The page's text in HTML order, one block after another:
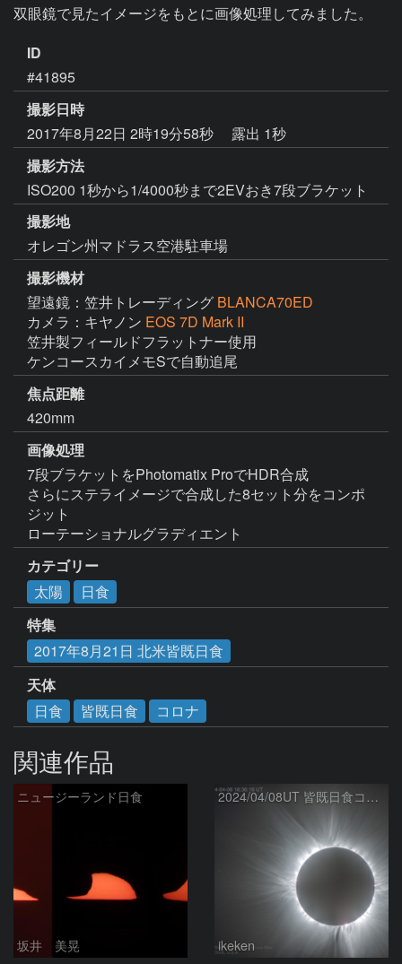
双眼鏡で見たイメージをもとに画像処理してみました。
ID
#41895
撮影日時
2017年8月22日 2時19分58秒
露出 1秒
撮影方法
ISO200 1秒から1/4000秒まで2EVおき7段ブラケット
撮影地
オレゴン州マドラス空港駐車場
撮影機材
望遠鏡：笠井トレーディング BLANCA70ED
カメラ：キヤノン EOS 7D Mark II
笠井製フィールドフラットナー使用
ケンコースカイメモSで自動追尾
焦点距離
420mm
画像処理
7段ブラケットをPhotomatix ProでHDR合成
さらにステライメージで合成した8セット分をコンポ
ジット
ローテーショナルグラディエント
カテゴリー
太陽
日食
特集
2017年8月21日 北米皆既日食
天体
日食
皆既日食 コロナ
関連作品
ニュージーランド日食
坂井 美晃
2024/04/08UT 皆既日食コロナ(HDR, R-USM)
ikeken